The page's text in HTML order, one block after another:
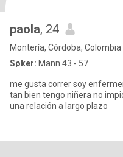
paola, 24
Montería, Córdoba, Colombia
Søker: Mann 43 - 57
me gusta correr soy
tan bien tengo niñera no
una relación a largo plazo